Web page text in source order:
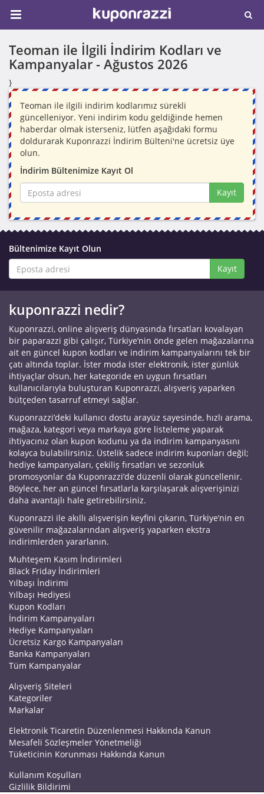
Teoman ile İlgili İndirim Kodları ve
Kampanyalar - Ağustos 2026
}
Teoman ile ilgili indirim kodlarımız sürekli
güncelleniyor. Yeni indirim kodu geldiğinde hemen
haberdar olmak isterseniz, lütfen aşağıdaki formu
doldurarak Kuponrazzi İndirim Bülteni'ne ücretsiz üye
olun.
İndirim Bültenimize Kayıt Ol
Kayıt
Bültenimize Kayıt Olun
Kayıt
kuponrazzi nedir?
Kuponrazzi, online alışveriş dünyasında fırsatları kovalayan
bir paparazzi gibi çalışır, Türkiye’nin önde gelen mağazalarına
ait en güncel kupon kodları ve indirim kampanyalarını tek bir
çatı altında toplar. İster moda ister elektronik, ister günlük
ihtiyaçlar olsun, her kategoride en uygun fırsatları
kullanıcılarıyla buluşturan Kuponrazzi, alışveriş yaparken
bütçeden tasarruf etmeyi sağlar.
Kuponrazzi’deki kullanıcı dostu arayüz sayesinde, hızlı arama,
mağaza, kategori veya markaya göre listeleme yaparak
ihtiyacınız olan kupon kodunu ya da indirim kampanyasını
kolayca bulabilirsiniz. Üstelik sadece indirim kuponları değil;
hediye kampanyaları, çekiliş fırsatları ve sezonluk
promosyonlar da Kuponrazzi’de düzenli olarak güncellenir.
Böylece, her an güncel fırsatlarla karşılaşarak alışverişinizi
daha avantajlı hale getirebilirsiniz.
Kuponrazzi ile akıllı alışverişin keyfini çıkarın, Türkiye’nin en
güvenilir mağazalarından alışveriş yaparken ekstra
indirimlerden yararlanın.
Muhteşem Kasım İndirimleri
Black Friday İndirimleri
Yılbaşı İndirimi
Yılbaşı Hediyesi
Kupon Kodları
İndirim Kampanyaları
Hediye Kampanyaları
Ücretsiz Kargo Kampanyaları
Banka Kampanyaları
Tüm Kampanyalar
Alışveriş Siteleri
Kategoriler
Markalar
Elektronik Ticaretin Düzenlenmesi Hakkında Kanun
Mesafeli Sözleşmeler Yönetmeliği
Tüketicinin Korunması Hakkında Kanun
Kullanım Koşulları
Gizlilik Bildirimi